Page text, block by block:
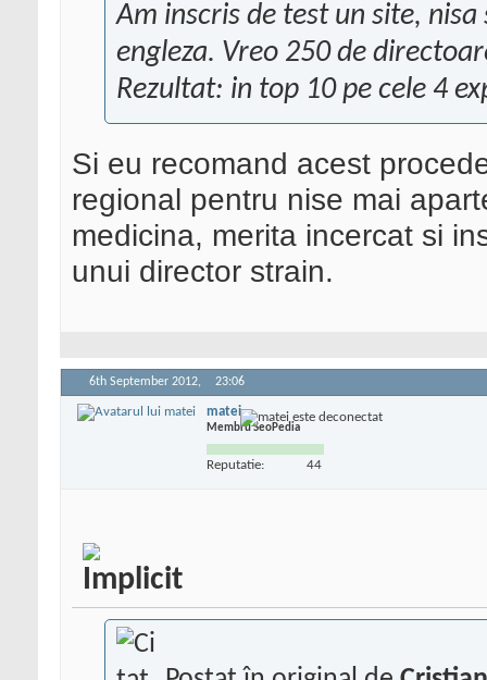
Am inscris de test un site,
engleza. Vreo 250 de
Rezultat: in top 10 pe cele 4
Si eu recomand acest
regional pentru nise mai
medicina, merita incercat si
unui director strain.
6th September 2012, 23:06
matei
Membru SeoPedia
Reputatie: 44